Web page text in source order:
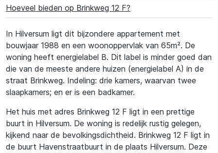
Hoeveel bieden op Brinkweg 12 F?
In Hilversum ligt dit bijzondere appartement met
bouwjaar 1988 en een woonoppervlak van 65m². De
woning heeft energielabel B. Dit label is minder goed dan
die van de meeste andere huizen (energielabel A) in de
straat Brinkweg. Indeling: drie kamers, waarvan twee
slaapkamers; en er is een badkamer.
Het huis met adres Brinkweg 12 F ligt in een prettige
buurt in Hilversum. De woning is redelijk rustig gelegen,
kijkend naar de bevolkingsdichtheid. Brinkweg 12 F ligt in
de buurt Havenstraatbuurt in de plaats Hilversum. Deze